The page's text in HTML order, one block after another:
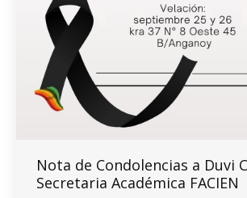
Nota de Condolencias a Duvi
Secretaria Académica FACIEN